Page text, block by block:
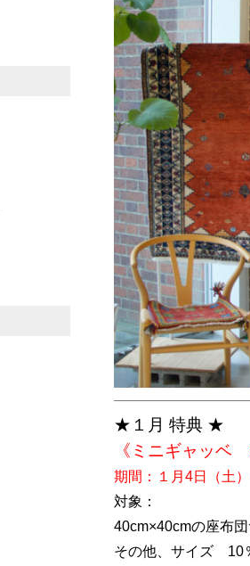
★１月 特典 ★
《ミニギャッベ
期間：１月4日（土
対象：
40cm×40cmの座布
その他、サイズ 10